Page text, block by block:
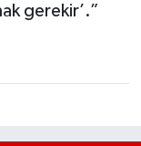
gerekir’.”